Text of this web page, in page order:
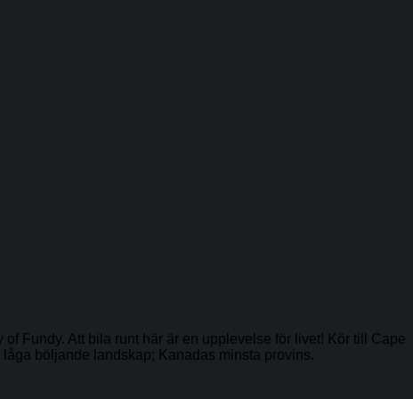
Fundy. Att bila runt här är en upplevelse för livet! Kör till Cape
böljande landskap; Kanadas minsta provins.